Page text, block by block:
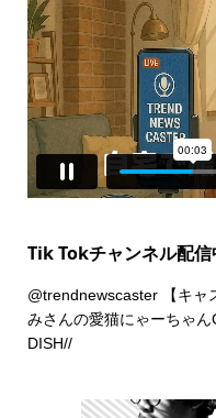
Tik Tokチャンネル配信
@trendnewscaster【キャ
みさんの愛猫にゃーちゃ
DISH//